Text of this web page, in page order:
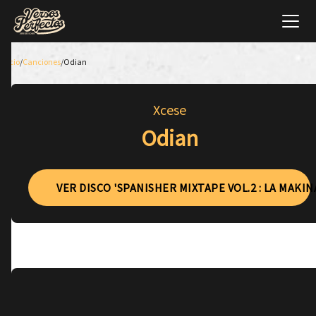
Inicio/Canciones/Odian
Xcese
Odian
VER DISCO 'SPANISHER MIXTAPE VOL.2 : LA